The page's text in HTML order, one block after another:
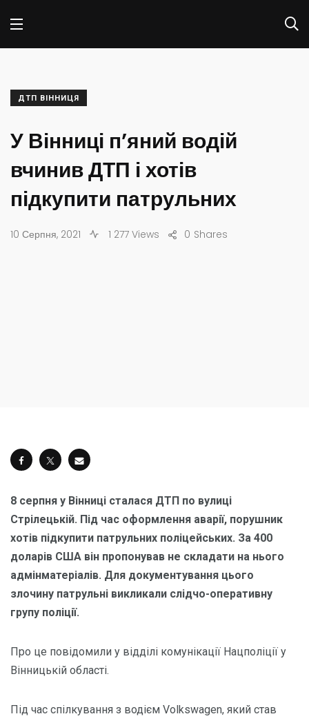
ДТП ВІННИЦЯ
У Вінниці п’яний водій
вчинив ДТП і хотів
підкупити патрульних
10 Серпня, 2021 1 277 Views Shares
0
8 серпня у Вінниці сталася ДТП по вулиці
Стрілецькій. Під час оформлення аварії, порушник
хотів підкупити патрульних поліцейських. За 400
доларів США він пропонував не складати на нього
адмінматеріалів. Для документування цього
злочину патрульні викликали слідчо-оперативну
групу поліції.
Про це повідомили у відділі комунікації Нацполіції у
Вінницькій області.
Під час спілкування з водієм Volkswagen, який став